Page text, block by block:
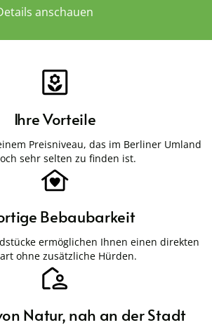
anschauen
Ihre Vorteile
Preisniveau, das im Berliner Umland
sehr selten zu finden ist.
Bebaubarkeit
ermöglichen Ihnen einen direkten
ohne zusätzliche Hürden.
Natur, nah an der Stadt